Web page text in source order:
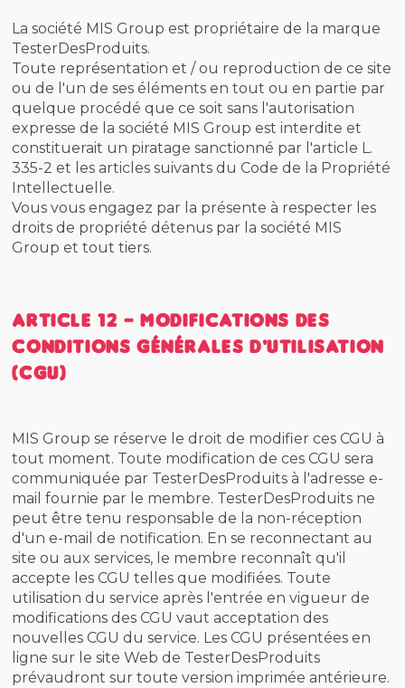
La société MIS Group est propriétaire de la marque
TesterDesProduits.
Toute représentation et / ou reproduction de ce site
ou de l'un de ses éléments en tout ou en partie par
quelque procédé que ce soit sans l'autorisation
expresse de la société MIS Group est interdite et
constituerait un piratage sanctionné par l'article L.
335-2 et les articles suivants du Code de la Propriété
Intellectuelle.
Vous vous engagez par la présente à respecter les
droits de propriété détenus par la société MIS
Group et tout tiers.
Article 12 - Modifications des
conditions générales d'utilisation
(CGU)
MIS Group se réserve le droit de modifier ces CGU à
tout moment. Toute modification de ces CGU sera
communiquée par TesterDesProduits à l'adresse e-
mail fournie par le membre. TesterDesProduits ne
peut être tenu responsable de la non-réception
d'un e-mail de notification. En se reconnectant au
site ou aux services, le membre reconnaît qu'il
accepte les CGU telles que modifiées. Toute
utilisation du service après l'entrée en vigueur de
modifications des CGU vaut acceptation des
nouvelles CGU du service. Les CGU présentées en
ligne sur le site Web de TesterDesProduits
prévaudront sur toute version imprimée antérieure.